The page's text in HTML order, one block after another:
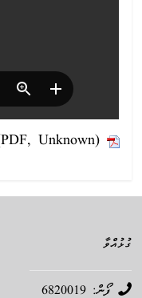
Unknown)
ގުޅުއްވާ
ފޯން: 6820019